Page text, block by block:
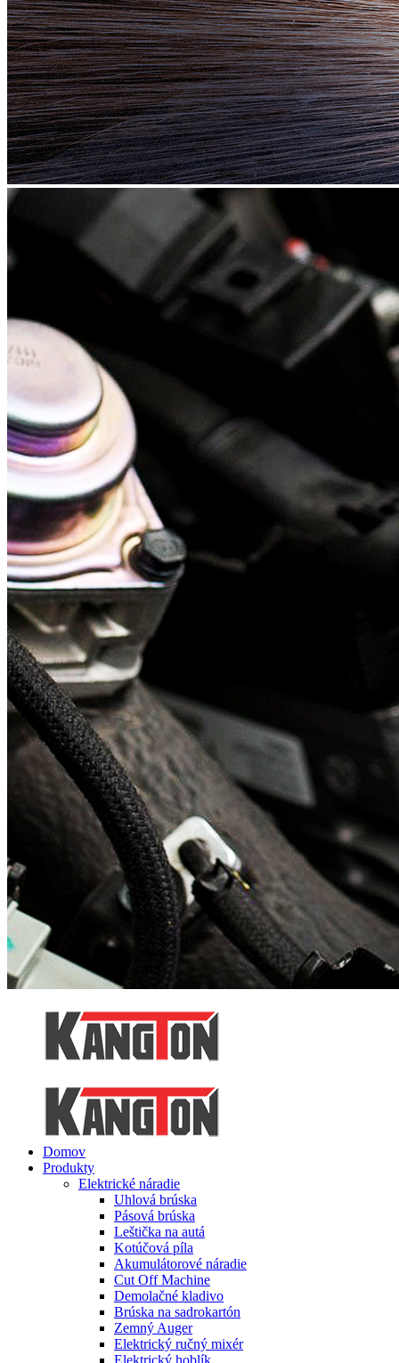
Domov
Produkty
Elektrické náradie
Uhlová brúska
Pásová brúska
Leštička na autá
Kotúčová píla
Akumulátorové náradie
Cut Off Machine
Demolačné kladivo
Brúska na sadrokartón
Zemný Auger
Elektrický ručný mixér
Elektrický hoblík